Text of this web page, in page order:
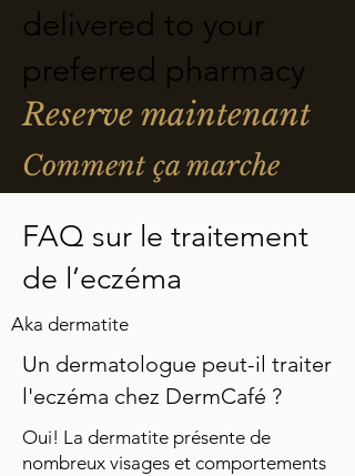
delivered to your
preferred pharmacy
Reserve maintenant
Comment ça marche
FAQ sur le traitement
de l’eczéma
Aka dermatite
Un dermatologue peut-il traiter
l'eczéma chez DermCafé ?
Oui! La dermatite présente de
nombreux visages et comportements